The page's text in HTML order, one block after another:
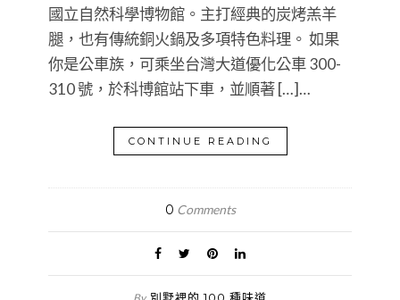
國立自然科學博物館。主打經典的炭烤羔羊
腿，也有傳統銅火鍋及多項特色料理。 如果
你是公車族，可乘坐台灣大道優化公車 300-
310 號，於科博館站下車，並順著 […]…
CONTINUE READING
0 Comments